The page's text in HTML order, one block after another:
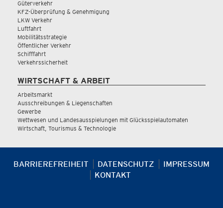
Güterverkehr
KFZ-Überprüfung & Genehmigung
LKW Verkehr
Luftfahrt
Mobilitätsstrategie
Öffentlicher Verkehr
Schifffahrt
Verkehrssicherheit
WIRTSCHAFT & ARBEIT
Arbeitsmarkt
Ausschreibungen & Liegenschaften
Gewerbe
Wettwesen und Landesausspielungen mit Glücksspielautomaten
Wirtschaft, Tourismus & Technologie
BARRIEREFREIHEIT DATENSCHUTZ
IMPRESSUM
KONTAKT